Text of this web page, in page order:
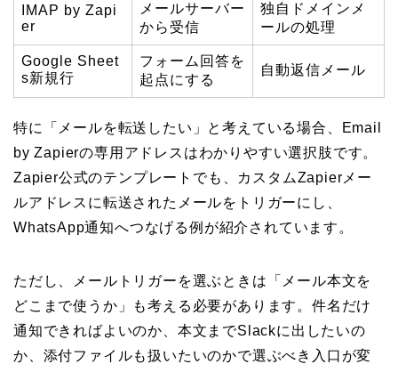
IMAP by Zapi
er
メールサーバー
から受信
独自ドメインメ
ールの処理
Google Sheet
s新規行
フォーム回答を
起点にする
自動返信メール
特に「メールを転送したい」と考えている場合、Email
by Zapierの専用アドレスはわかりやすい選択肢です。
Zapier公式のテンプレートでも、カスタムZapierメー
ルアドレスに転送されたメールをトリガーにし、
WhatsApp通知へつなげる例が紹介されています。
ただし、メールトリガーを選ぶときは「メール本文を
どこまで使うか」も考える必要があります。件名だけ
通知できればよいのか、本文までSlackに出したいの
か、添付ファイルも扱いたいのかで選ぶべき入口が変